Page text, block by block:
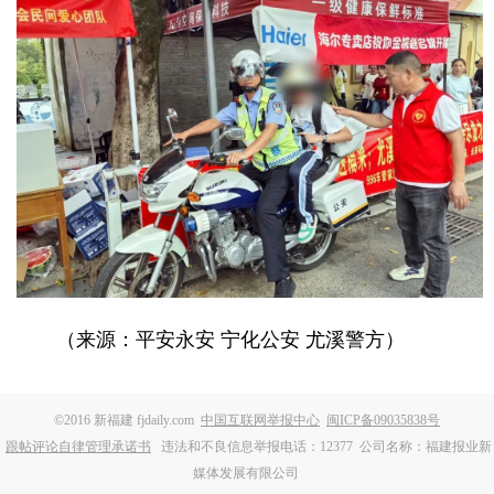
（来源：平安永安 宁化公安 尤溪警方）
©2016 新福建 fjdaily.com 中国互联网举报中心 闽ICP备09035838号
跟帖评论自律管理承诺书
违法和不良信息举报电话：12377 公司名称：福建报业新
媒体发展有限公司